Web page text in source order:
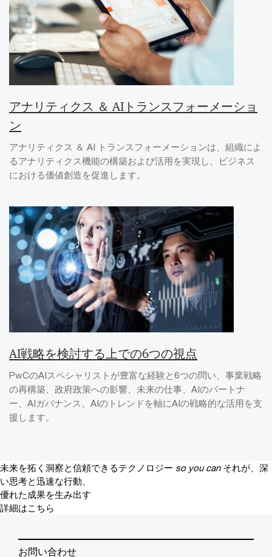
アナリティクス ＆ AIトランスフォーメーショ
ン
アナリティクス ＆ AI トランスフォーメーションは、組織によ
るアナリティクス機能の構築および活用を実現し、ビジネス
における価値創造を促進します。
AI戦略を検討する上での6つの視点
PwCのAIスペシャリストが豊富な経験と6つの問い、事業戦略
の再構築、政府政策への影響、未来の仕事、AIのパートナ
ー、AIガバナンス、AIのトレンドを軸にAIの戦略的な活用を支
援します。
未来を拓く洞察と信頼できるテクノロジー so you can それが、深
い思考と迅速な行動、
優れた成果を生み出す
詳細はこちら
お問い合わせ